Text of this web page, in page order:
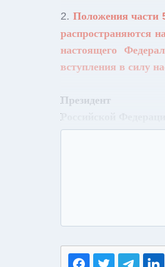
2. Положения части
распространяются
настоящего
вступления в силу
Президент